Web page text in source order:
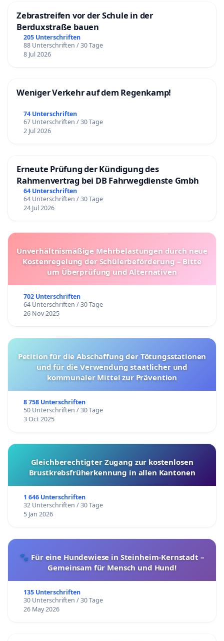
Zebrastreifen vor der Schule in der
Berduxstraße bauen
205 Unterschriften
88 Unterschriften / 30 Tage
8 Jul 2026
Weniger Verkehr auf dem Regenkamp!
74 Unterschriften
67 Unterschriften / 30 Tage
2 Jul 2026
Erneute Prüfung der Kündigung des
Rahmenvertrag bei DB Fahrwegdienste Gmbh
64 Unterschriften
64 Unterschriften / 30 Tage
24 Jul 2026
Unverhältnismäßige Mehrbelastungen durch neue
Kostenregelung der Schülerbeförderung – Bitte
um Überprüfung und Alternativen
702 Unterschriften
64 Unterschriften / 30 Tage
26 Nov 2025
Petition für die Abschaffung der Tötungsstationen
und für die Verwendung staatlicher und
kommunaler Mittel zur Prävention
8 758 Unterschriften
50 Unterschriften / 30 Tage
3 Oct 2025
Gleichberechtigter Zugang zur kostenlosen
Brustkrebsfrüherkennung in allen Kantonen
1 646 Unterschriften
32 Unterschriften / 30 Tage
5 Jan 2026
🐾 Für eine Hundewiese in Steinheim-Kernstadt –
Gemeinsam für Mensch und Hund!
135 Unterschriften
30 Unterschriften / 30 Tage
26 May 2026